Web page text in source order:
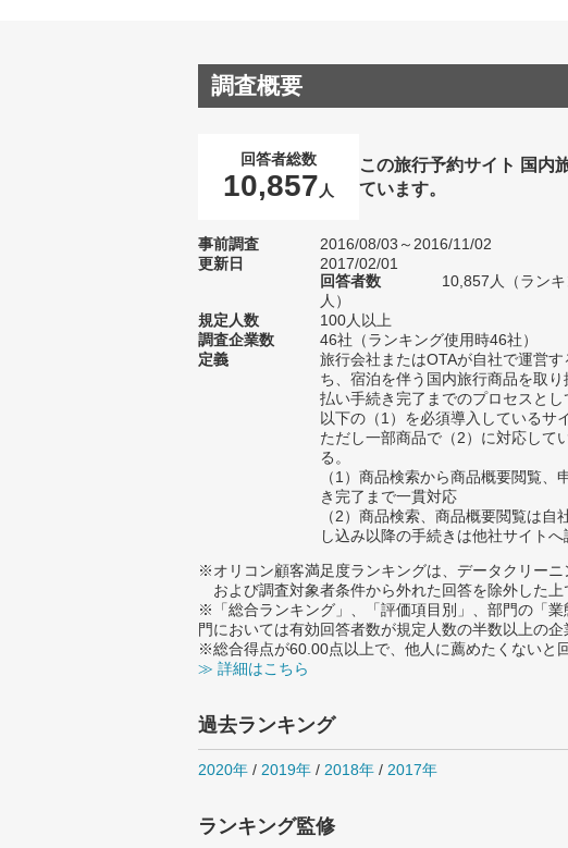
調査概要
回答者総数
10,857 人
この旅行予約サイト 国内
ています。
事前調査
2016/08/03～2016/11/02
更新日
2017/02/01
回答者数
10,857人（ラン
人）
規定人数
100人以上
調査企業数
46社（ランキング使用時46社）
定義
旅行会社またはOTAが自社で運営す
ち、宿泊を伴う国内旅行商品を取
払い手続き完了までのプロセスとし
以下の（1）を必須導入しているサ
ただし一部商品で（2）に対応して
る。
（1）商品検索から商品概要閲覧、
き完了まで一貫対応
（2）商品検索、商品概要閲覧は自
し込み以降の手続きは他社サイトへ
※オリコン顧客満足度ランキングは、データクリー
および調査対象者条件から外れた回答を除外した上
※「総合ランキング」、「評価項目別」、部門の「
門においては有効回答者数が規定人数の半数以上の企
※総合得点が60.00点以上で、他人に薦めたくないと
≫ 詳細はこちら
過去ランキング
2020年 / 2019年 / 2018年 / 2017年
ランキング監修